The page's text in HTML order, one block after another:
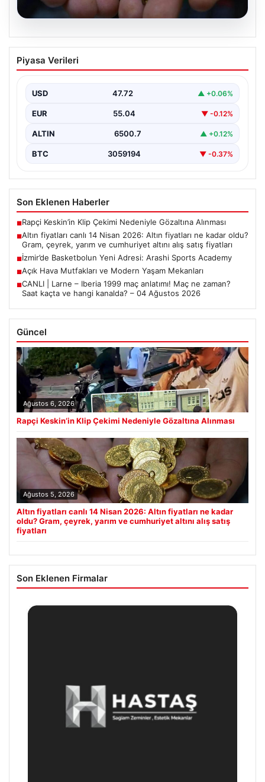
05.08.2026
Altın fiyatları canlı 14 Nisan 2026: Altın
fiyatları ne kadar oldu? Gram, çeyrek,
fiyatları
Piyasa Verileri
USD 47.72 ▲ +0.06%
EUR 55.04 ▼ -0.12%
ALTIN 6500.7 ▲ +0.12%
BTC 3059194 ▼ -0.37%
Son Eklenen Haberler
■Rapçi Keskin’in Klip Çekimi Nedeniyle Gözaltına Alınması
■Altın fiyatları canlı 14 Nisan 2026: Altın fiyatları ne kadar oldu?
Gram, çeyrek, yarım ve cumhuriyet altını alış satış fiyatları
■İzmir’de Basketbolun Yeni Adresi: Arashi Sports Academy
■Açık Hava Mutfakları ve Modern Yaşam Mekanları
■CANLI | Larne – Iberia 1999 maç anlatımı! Maç ne zaman?
Saat kaçta ve hangi kanalda? – 04 Ağustos 2026
Güncel
Ağustos 6, 2026
Rapçi Keskin’in Klip Çekimi Nedeniyle Gözaltına Alınması
Ağustos 5, 2026
Altın fiyatları canlı 14 Nisan 2026: Altın fiyatları ne kadar
oldu? Gram, çeyrek, yarım ve cumhuriyet altını alış satış
fiyatları
Son Eklenen Firmalar